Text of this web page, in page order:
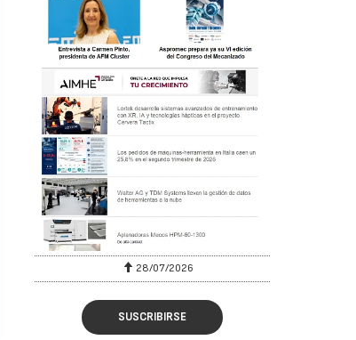
28/07/2026
SUSCRIBIRSE